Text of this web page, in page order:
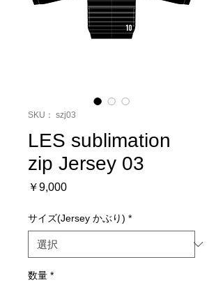
SKU： szj03
LES sublimation
zip Jersey 03
￥9,000価
サイズ(Jersey かぶり) *
数量 *